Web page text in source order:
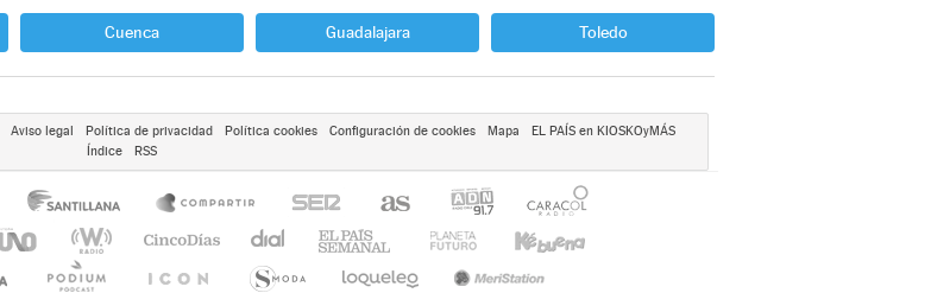
Cuenca Guadalajara Toledo
Aviso legal Política de privacidad Política cookies Configuración de cookies Mapa
EL PAÍS en KIOSKOyMÁS
Índice
RSS